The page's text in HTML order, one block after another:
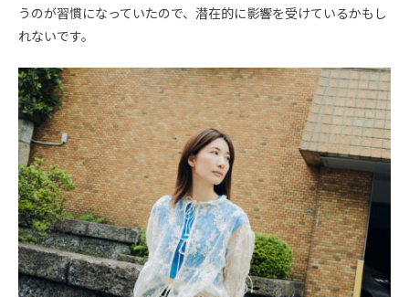
うのが習慣になっていたので、潜在的に影響を受けているかもし
れないです。